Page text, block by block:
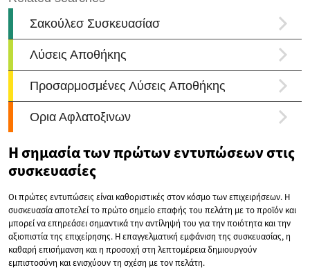
Η σημασία των πρώτων εντυπώσεων στις
συσκευασίες
Οι πρώτες εντυπώσεις είναι καθοριστικές στον κόσμο των επιχειρήσεων. Η
συσκευασία αποτελεί το πρώτο σημείο επαφής του πελάτη με το προϊόν και
μπορεί να επηρεάσει σημαντικά την αντίληψή του για την ποιότητα και την
αξιοπιστία της επιχείρησης. Η επαγγελματική εμφάνιση της συσκευασίας, η
καθαρή επισήμανση και η προσοχή στη λεπτομέρεια δημιουργούν
εμπιστοσύνη και ενισχύουν τη σχέση με τον πελάτη.